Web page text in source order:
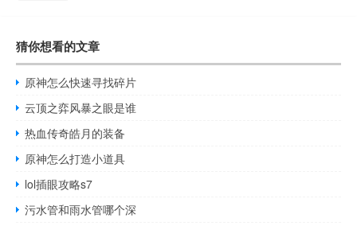
猜你想看的文章
原神怎么快速寻找碎片
云顶之弈风暴之眼是谁
热血传奇皓月的装备
原神怎么打造小道具
lol插眼攻略s7
污水管和雨水管哪个深